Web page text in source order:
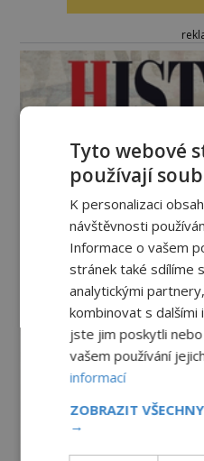
Tyto webové
používají
K personalizaci
návštěvnosti
Informace o vašem
stránek také sdílíme
analytickými
kombinovat s
jste jim poskytli
vašem používání
informací
ZOBRAZIT
→